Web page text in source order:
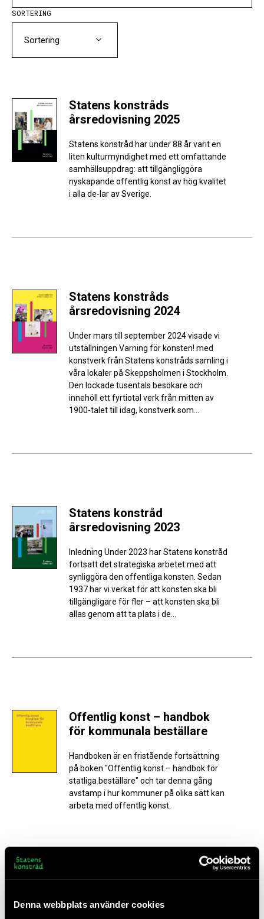
Denna webbplats använder cookies
SORTERING
Sortering
Statens konstråds
årsredovisning 2025
Statens konstråd har under 88 år varit en
liten kulturmyndighet med ett omfattande
samhällsuppdrag: att tillgängliggöra
nyskapande offentlig konst av hög kvalitet
i alla de-lar av Sverige.
Statens konstråds
årsredovisning 2024
Under mars till september 2024 visade vi
utställningen Varning för konsten! med
konstverk från Statens konstråds samling i
våra lokaler på Skeppsholmen i Stockholm.
Den lockade tusentals besökare och
innehöll ett fyrtiotal verk från mitten av
1900-talet till idag, konstverk som...
Statens konstråd
årsredovisning 2023
Inledning Under 2023 har Statens konstråd
fortsatt det strategiska arbetet med att
synliggöra den offentliga konsten. Sedan
1937 har vi verkat för att konsten ska bli
tillgängligare för fler – att konsten ska bli
allas genom att ta plats i de...
Offentlig konst – handbok
för kommunala beställare
Handboken är en fristående fortsättning
på boken "Offentlig konst – handbok för
statliga beställare" och tar denna gång
avstamp i hur kommuner på olika sätt kan
arbeta med offentlig konst.
Statens konstråd